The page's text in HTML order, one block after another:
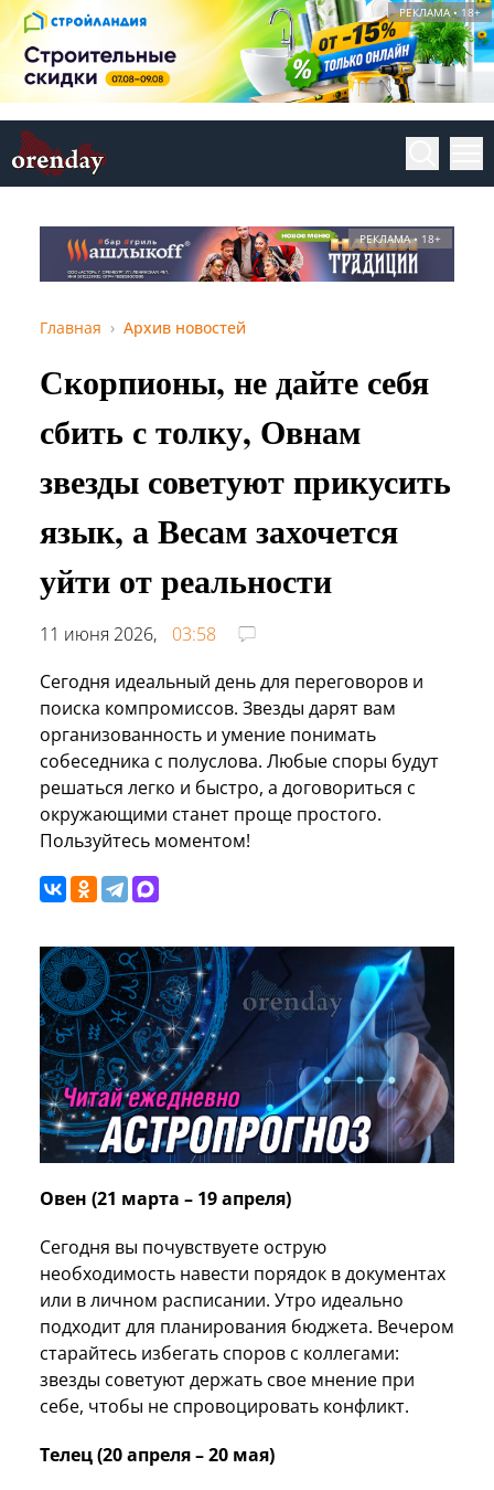
РЕКЛАМА • 18+
РЕКЛАМА • 18+
Главная Архив новостей
Скорпионы, не дайте себя
сбить с толку, Овнам
звезды советуют прикусить
язык, а Весам захочется
уйти от реальности
11 июня 2026,
03:58
Сегодня идеальный день для переговоров и
поиска компромиссов. Звезды дарят вам
организованность и умение понимать
собеседника с полуслова. Любые споры будут
решаться легко и быстро, а договориться с
окружающими станет проще простого.
Пользуйтесь моментом!
Овен (21 марта – 19 апреля)
Сегодня вы почувствуете острую
необходимость навести порядок в документах
или в личном расписании. Утро идеально
подходит для планирования бюджета. Вечером
старайтесь избегать споров с коллегами:
звезды советуют держать свое мнение при
себе, чтобы не спровоцировать конфликт.
Телец (20 апреля – 20 мая)